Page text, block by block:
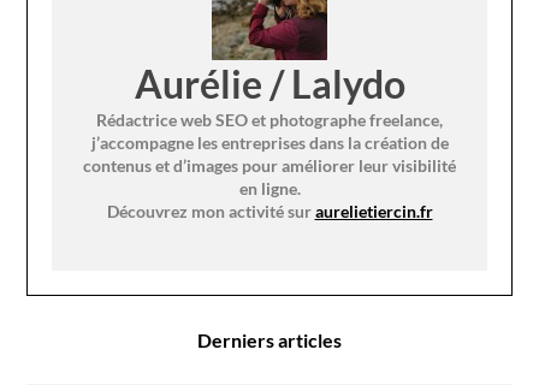
Aurélie / Lalydo
Rédactrice web SEO et photographe freelance,
j’accompagne les entreprises dans la création de
contenus et d’images pour améliorer leur visibilité
en ligne.
Découvrez mon activité suraurelietiercin.fr
Derniers articles